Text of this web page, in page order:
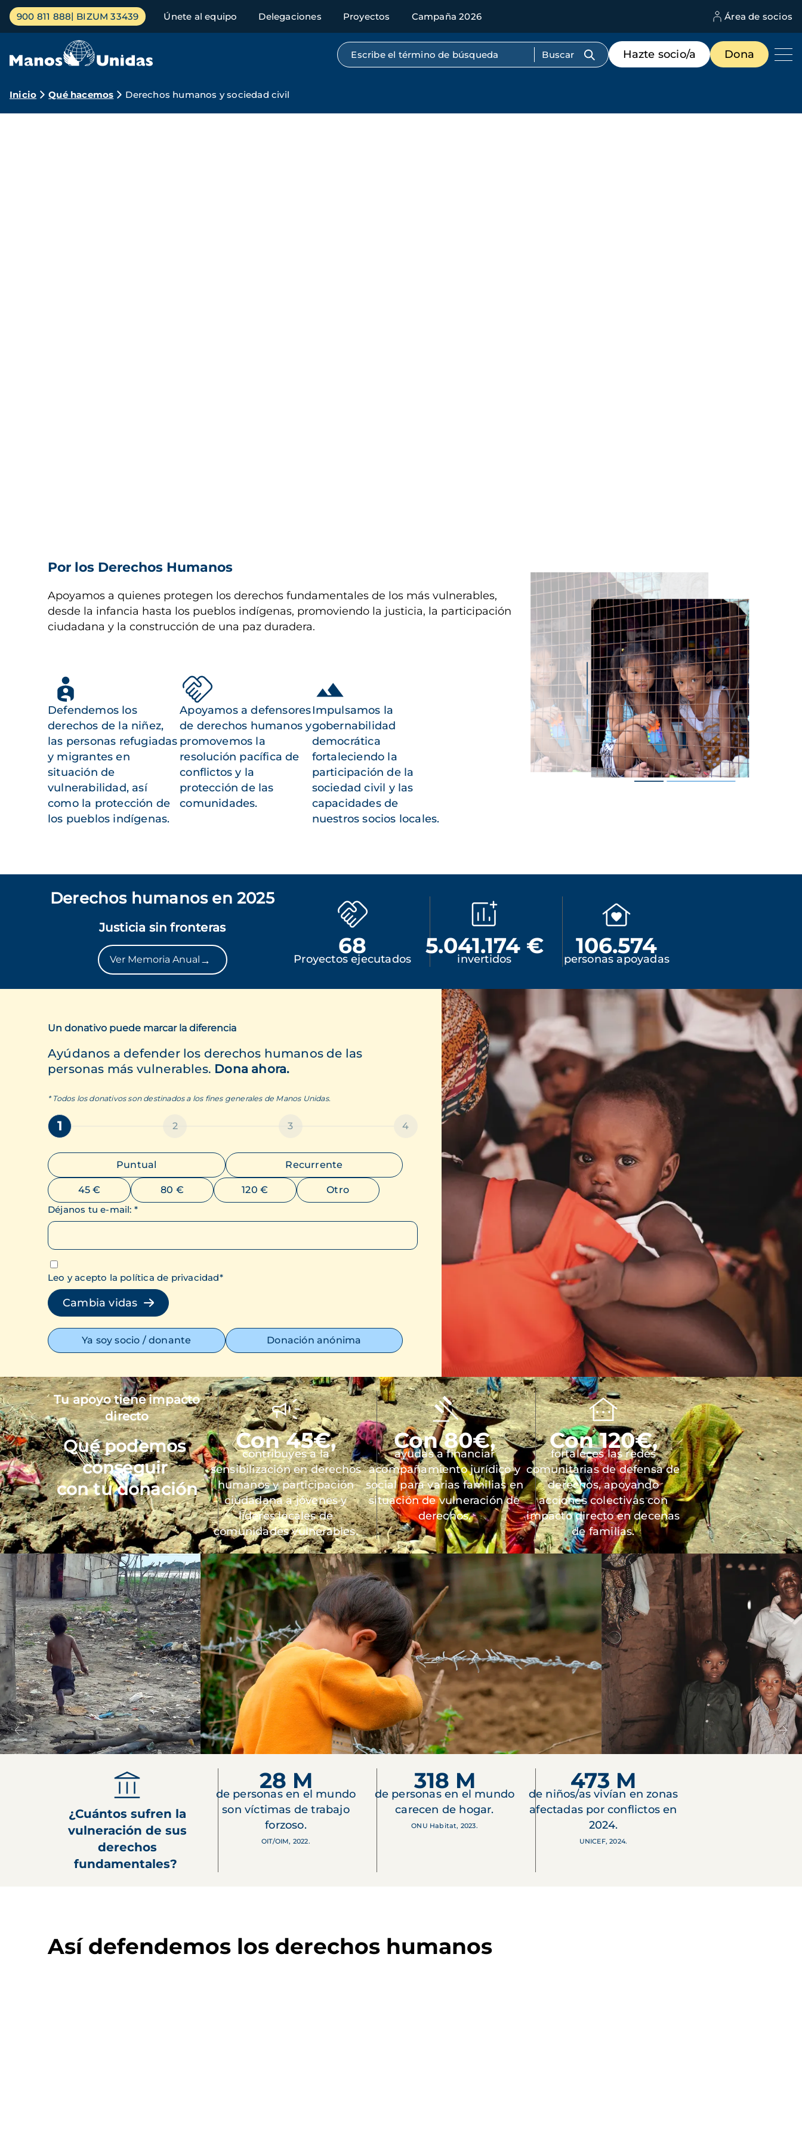
Pasar
contenido
Menú
principal
900 811 888 BIZUM 33439 Únete al equipo Delegaciones Proyectos Campaña 2026 Área de socios
Búsqueda por texto completo
Menú
de
destacados
Hazte socio/a Dona
Ruta
Inicio Qué hacemos Derechos humanos y sociedad civil
Por los Derechos Humanos
Apoyamos a quienes protegen los derechos fundamentales de los más vulnerables,
desde la infancia hasta los pueblos indígenas, promoviendo la justicia, la participación
ciudadana y la construcción de una paz duradera.
Defendemos los
derechos de la niñez,
las personas refugiadas
y migrantes en
situación de
vulnerabilidad, así
como la protección de
los pueblos indígenas.
Apoyamos a defensores
de derechos humanos y
promovemos la
resolución pacífica de
conflictos y la
protección de las
comunidades.
Impulsamos la
gobernabilidad
democrática
fortaleciendo la
participación de la
sociedad civil y las
capacidades de
nuestros socios locales.
Imagen
Derechos humanos en 2025
Justicia sin fronteras
Ver Memoria Anual →
68
Proyectos ejecutados
5.041.174 €
invertidos
106.574
personas apoyadas
Un donativo puede marcar la diferencia
Ayúdanos a defender los derechos humanos de las
personas más vulnerables. Dona ahora.
* Todos los donativos son destinados a los fines generales de Manos Unidas.
1 2 3 4
Puntual Recurrente
45 € 80 € 120 €
Otro
Déjanos tu e-mail: *
Leo y acepto la política de privacidad*
Cambia vidas
Ya soy socio / donante Donación anónima
Imagen
Tu apoyo tiene impacto
directo
Qué podemos
conseguir
con tu donación
Con 45€,
contribuyes a la
sensibilización en derechos
humanos y participación
ciudadana a jóvenes y
líderes locales de
comunidades vulnerables.
Con 80€,
ayudas a financiar
acompañamiento jurídico y
social para varias familias en
situación de vulneración de
derechos.
Con 120€,
fortaleces las redes
comunitarias de defensa de
derechos, apoyando
acciones colectivas con
impacto directo en decenas
de familias.
¿Cuántos sufren la
vulneración de sus
derechos
fundamentales?
28 M
de personas en el mundo
son víctimas de trabajo
forzoso.
OIT/OIM, 2022.
318 M
de personas en el mundo
carecen de hogar.
ONU Habitat, 2023.
473 M
de niños/as vivían en zonas
afectadas por conflictos en
2024.
UNICEF, 2024.
Así defendemos los derechos humanos